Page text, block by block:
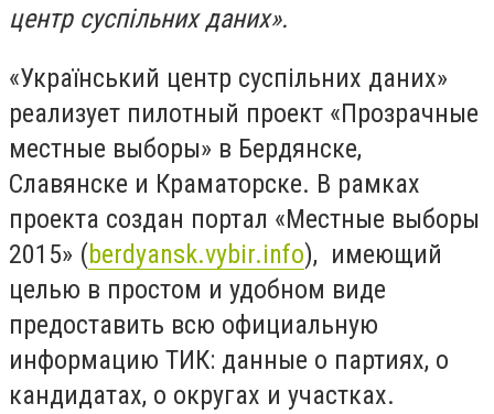
центр суспільних даних».
«Український центр суспільних даних»
реализует пилотный проект «Прозрачные
местные выборы» в Бердянске,
Славянске и Краматорске. В рамках
проекта создан портал «Местные выборы
2015» (berdyansk.vybir.info), имеющий
целью в простом и удобном виде
предоставить всю официальную
информацию ТИК: данные о партиях, о
кандидатах, о округах и участках.